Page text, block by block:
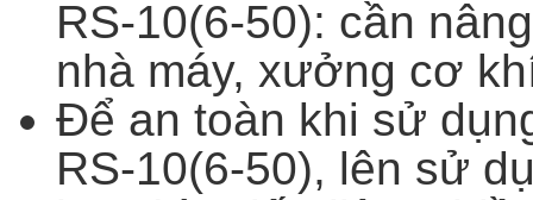
RS-10(6-50): cần
nhà máy, xưởng cơ
Để an toàn khi sử
RS-10(6-50), lên sử